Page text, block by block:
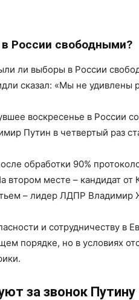
России свободными?
ли выборы в России
сказал: «Мы не удивлены
воскресенье в России
Путин в четвертый раз
обработки 90%
втором месте – кандидат
– лидер ЛДПР Владимир
и сотрудничеству в
порядке, но в условиях
за звонок Путину